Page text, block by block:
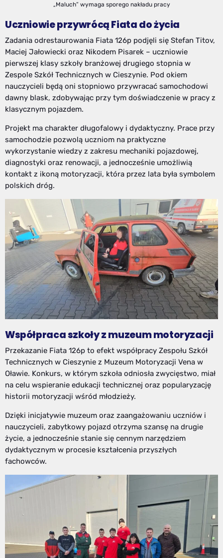
„Maluch” wymaga sporego nakładu pracy
Uczniowie przywrócą Fiata do życia
Zadania odrestaurowania Fiata 126p podjęli się Stefan Titov,
Maciej Jałowiecki oraz Nikodem Pisarek – uczniowie
pierwszej klasy szkoły branżowej drugiego stopnia w
Zespole Szkół Technicznych w Cieszynie. Pod okiem
nauczycieli będą oni stopniowo przywracać samochodowi
dawny blask, zdobywając przy tym doświadczenie w pracy z
klasycznym pojazdem.
Projekt ma charakter długofalowy i dydaktyczny. Prace przy
samochodzie pozwolą uczniom na praktyczne
wykorzystanie wiedzy z zakresu mechaniki pojazdowej,
diagnostyki oraz renowacji, a jednocześnie umożliwią
kontakt z ikoną motoryzacji, która przez lata była symbolem
polskich dróg.
Współpraca szkoły z muzeum motoryzacji
Przekazanie Fiata 126p to efekt współpracy Zespołu Szkół
Technicznych w Cieszynie z Muzeum Motoryzacji Vena w
Oławie. Konkurs, w którym szkoła odniosła zwycięstwo, miał
na celu wspieranie edukacji technicznej oraz popularyzację
historii motoryzacji wśród młodzieży.
Dzięki inicjatywie muzeum oraz zaangażowaniu uczniów i
nauczycieli, zabytkowy pojazd otrzyma szansę na drugie
życie, a jednocześnie stanie się cennym narzędziem
dydaktycznym w procesie kształcenia przyszłych
fachowców.